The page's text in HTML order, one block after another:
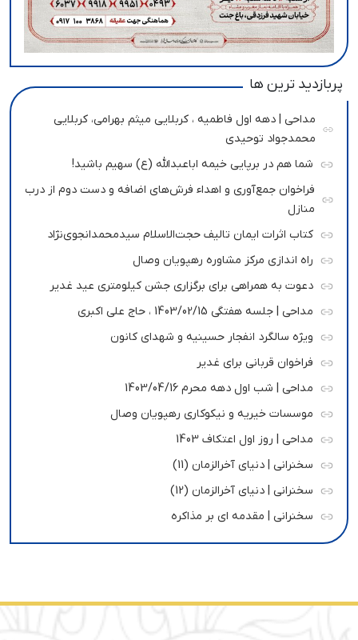
پربازدید ترین ها
مداحی | دهه اول فاطمیه ، کربلایی میثم بهرامی، کربلایی
محمدجواد توحیدی
شما هم در برپایی خیمه اباعبدالله (ع) سهیم باشید!
فراخوان جمع‌آوری و اهداء فرش‌های اضافه و دست دوم از درب
منازل
کتاب اثرات ایمان تالیف حجت‌الاسلام سیدمحمدانجوی‌نژاد
راه اندازی مرکز مشاوره رهپویان وصال
دعوت به همراهی برای برگزاری جشن کیلومتری عید غدیر
مداحی | جلسه هفتگی 1403/02/15 ، حاج علی اکبری
ویژه سالگرد انفجار حسینیه و شهدای کانون
فراخوان قربانی برای غدیر
مداحی | شب اول دهه محرم 1403/04/16
موسسات خیریه و نیکوکاری رهپویان وصال
مداحی | روز اول اعتکاف 1403
سخنرانی | دنیای آخرالزمان (11)
سخنرانی | دنیای آخرالزمان (12)
سخنرانی | مقدمه ای بر مذاکره